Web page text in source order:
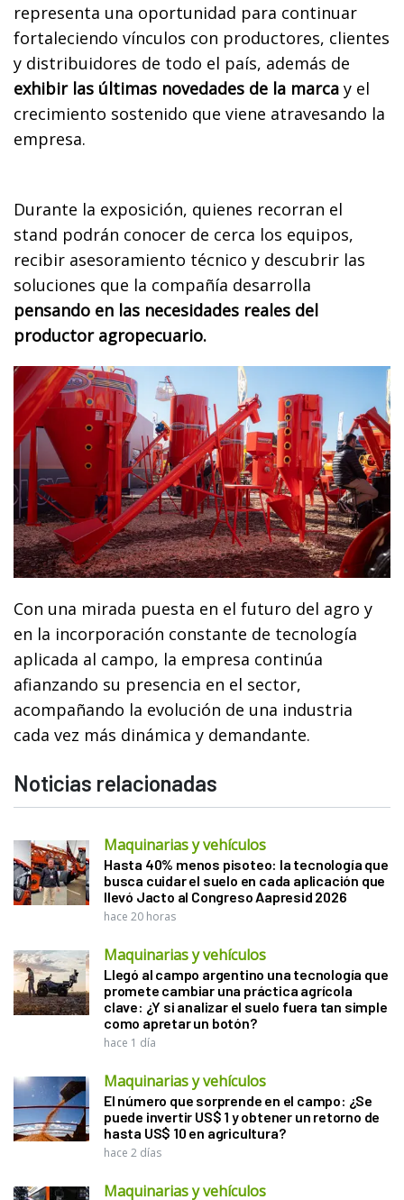
representa una oportunidad para continuar
fortaleciendo vínculos con productores, clientes
y distribuidores de todo el país, además de
exhibir las últimas novedades de la marca y el
crecimiento sostenido que viene atravesando la
empresa.
Durante la exposición, quienes recorran el
stand podrán conocer de cerca los equipos,
recibir asesoramiento técnico y descubrir las
soluciones que la compañía desarrolla
pensando en las necesidades reales del
productor agropecuario.
Con una mirada puesta en el futuro del agro y
en la incorporación constante de tecnología
aplicada al campo, la empresa continúa
afianzando su presencia en el sector,
acompañando la evolución de una industria
cada vez más dinámica y demandante.
Noticias relacionadas
Maquinarias y vehículos
Hasta 40% menos pisoteo: la tecnología que
busca cuidar el suelo en cada aplicación que
llevó Jacto al Congreso Aapresid 2026
hace 20 horas
Maquinarias y vehículos
Llegó al campo argentino una tecnología que
promete cambiar una práctica agrícola
clave: ¿Y si analizar el suelo fuera tan simple
como apretar un botón?
hace 1 día
Maquinarias y vehículos
El número que sorprende en el campo: ¿Se
puede invertir US$ 1 y obtener un retorno de
hasta US$ 10 en agricultura?
hace 2 días
Maquinarias y vehículos